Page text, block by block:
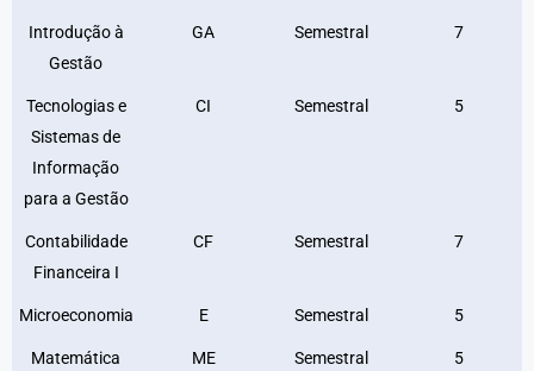
Introdução à
Gestão
GA Semestral 7
Tecnologias e
Sistemas de
Informação
para a Gestão
CI Semestral 5
Contabilidade
Financeira I
CF Semestral 7
Microeconomia E Semestral 5
Matemática ME Semestral 5